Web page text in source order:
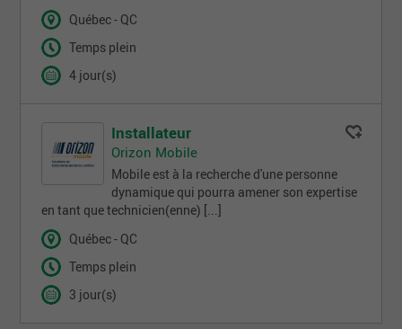
Québec - QC
Temps plein
4 jour(s)
Installateur
Orizon Mobile
Mobile est à la recherche d'une personne
dynamique qui pourra amener son expertise
en tant que technicien(enne) [...]
Québec - QC
Temps plein
3 jour(s)